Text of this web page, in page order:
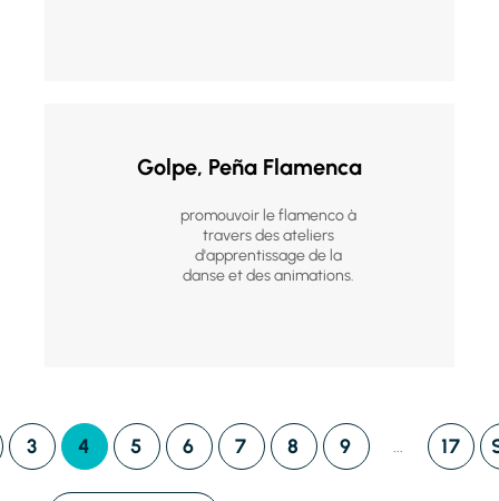
Golpe, Peña Flamenca
promouvoir le flamenco à
travers des ateliers
d'apprentissage de la
danse et des animations.
3 4 5 6 7 8 9 ... 17